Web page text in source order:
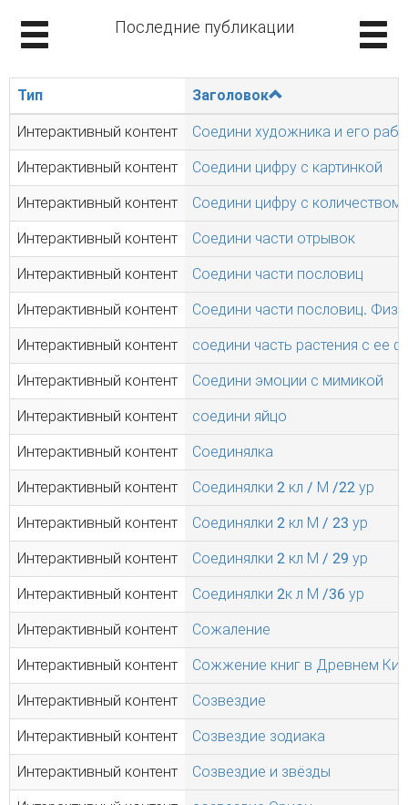
Последние публикации
Тип Заголовок
Интерактивный контент Соедини художника и его
Интерактивный контент Соедини цифру с картинкой
Интерактивный контент Соедини цифру с количеством
Интерактивный контент Соедини части отрывок
Интерактивный контент Соедини части пословиц
Интерактивный контент Соедини части пословиц.
Интерактивный контент соедини часть растения с ее
Интерактивный контент Соедини эмоции с мимикой
Интерактивный контент соедини яйцо
Интерактивный контент Соединялка
Интерактивный контент Соединялки 2 кл / М /22 ур
Интерактивный контент Соединялки 2 кл М / 23 ур
Интерактивный контент Соединялки 2 кл М / 29 ур
Интерактивный контент Соединялки 2к л М /36 ур
Интерактивный контент Сожаление
Интерактивный контент Сожжение книг в Древнем
Интерактивный контент Созвездие
Интерактивный контент Созвездие зодиака
Интерактивный контент Созвездие и звёзды